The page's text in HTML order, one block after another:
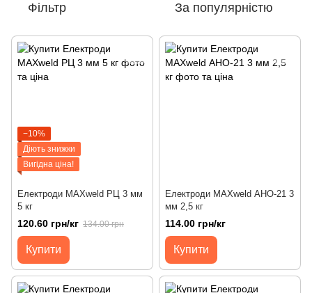
Фільтр За популярністю
−10%
Діють знижки
Вигідна ціна!
Електроди MAXweld РЦ 3 мм
5 кг
120.60 грн/кг 134.00 грн
Купити
Електроди MAXweld АНО-21 3
мм 2,5 кг
114.00 грн/кг
Купити